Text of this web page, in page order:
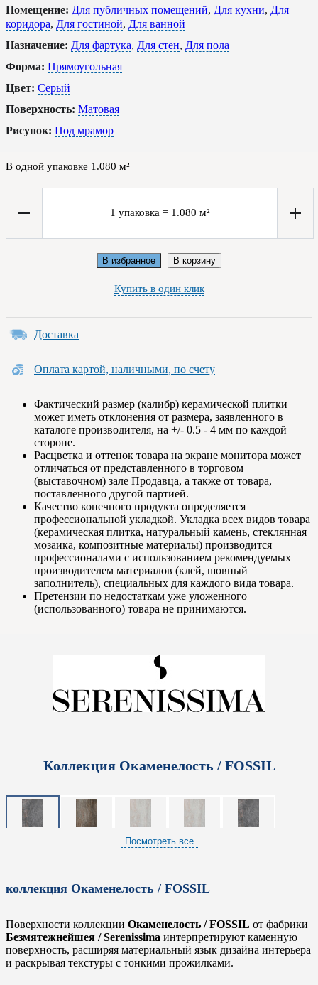
Помещение: Для публичных помещений, Для кухни, Для
коридора, Для гостиной, Для ванной
Назначение: Для фартука, Для стен, Для пола
Форма: Прямоугольная
Цвет: Серый
Поверхность: Матовая
Рисунок: Под мрамор
В одной упаковке 1.080 м²
1 упаковка = 1.080 м²
В избранное В корзину
Купить в один клик
Доставка
Оплата картой, наличными, по счету
Фактический размер (калибр) керамической плитки
может иметь отклонения от размера, заявленного в
каталоге производителя, на +/- 0.5 - 4 мм по каждой
стороне.
Расцветка и оттенок товара на экране монитора может
отличаться от представленного в торговом
(выставочном) зале Продавца, а также от товара,
поставленного другой партией.
Качество конечного продукта определяется
профессиональной укладкой. Укладка всех видов товара
(керамическая плитка, натуральный камень, стеклянная
мозаика, композитные материалы) производится
профессионалами с использованием рекомендуемых
производителем материалов (клей, шовный
заполнитель), специальных для каждого вида товара.
Претензии по недостаткам уже уложенного
(использованного) товара не принимаются.
Коллекция Окаменелость / FOSSIL
Посмотреть все
коллекция Окаменелость / FOSSIL
Поверхности коллекции Окаменелость / FOSSIL от фабрики
Безмятежнейшея / Serenissima интерпретируют каменную
поверхность, расширяя материальный язык дизайна интерьера
и раскрывая текстуры с тонкими прожилками.